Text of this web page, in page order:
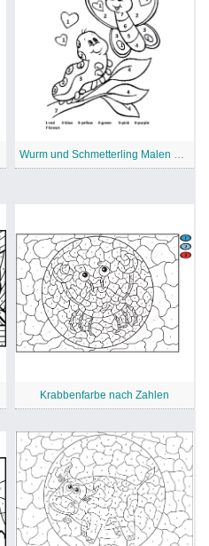
Wurm und Schmetterling Malen nach Zahlen
Krabbenfarbe nach Zahlen